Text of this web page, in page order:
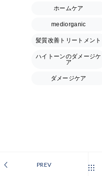
ホームケア
mediorganic
髪質改善トリートメント
ハイトーンのダメージケ
ア
ダメージケア
PREV